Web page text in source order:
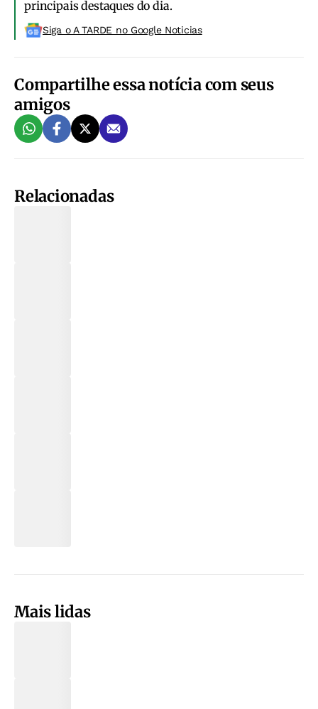
principais destaques do dia.
Siga o A TARDE no Google Noticias
Compartilhe essa notícia com seus
amigos
Relacionadas
Mais lidas